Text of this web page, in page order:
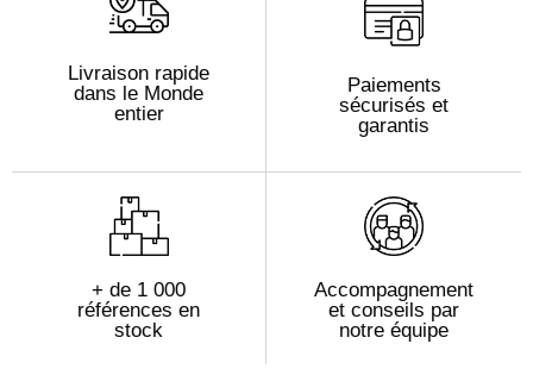
Livraison rapide
dans le Monde
entier
Paiements
sécurisés et
garantis
+ de 1 000
références en
stock
Accompagnement
et conseils par
notre équipe